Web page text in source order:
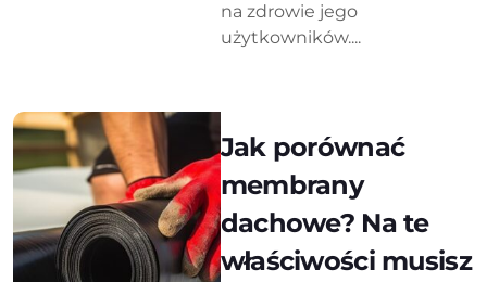
na zdrowie jego
użytkowników....
Jak porównać
membrany
dachowe? Na te
właściwości musisz